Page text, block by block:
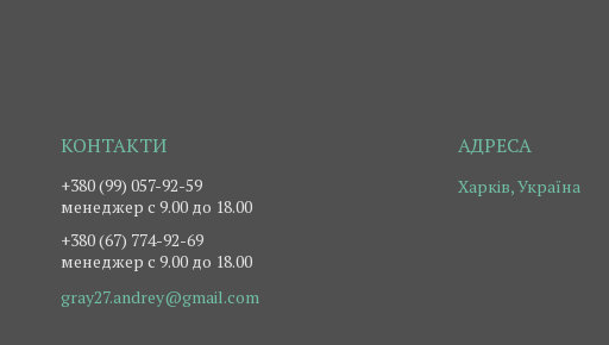
+380 (99) 057-92-59
менеджер c 9.00 до 18.00
+380 (67) 774-92-69
менеджер c 9.00 до 18.00
gray27.andrey@gmail.com
Харків, Україна